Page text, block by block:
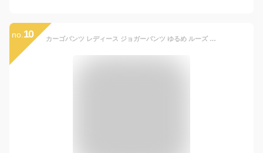
no. 10 カーゴパンツ レディース ジョガーパンツ ゆるめ ルーズ ズボン ボトムス ミリタリーパンツ パラシュートパンツ ストレートパンツ かっこいい マニッシュ ダンス ヒップホップ ストリート オールシーズン 韓国ファッション トレンド